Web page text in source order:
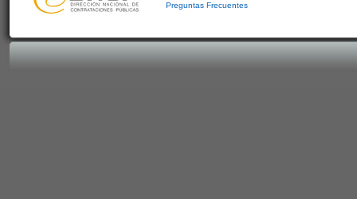
Preguntas Frecuentes